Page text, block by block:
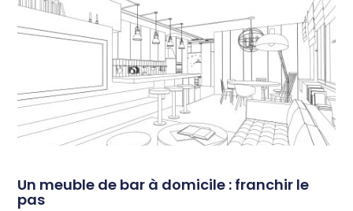
Un meuble de bar à domicile : franchir le
pas